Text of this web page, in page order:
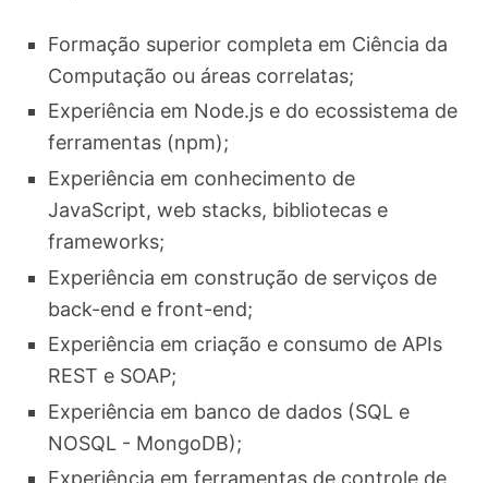
Formação superior completa em Ciência da
Computação ou áreas correlatas;
Experiência em Node.js e do ecossistema de
ferramentas (npm);
Experiência em conhecimento de
JavaScript, web stacks, bibliotecas e
frameworks;
Experiência em construção de serviços de
back-end e front-end;
Experiência em criação e consumo de APIs
REST e SOAP;
Experiência em banco de dados (SQL e
NOSQL - MongoDB);